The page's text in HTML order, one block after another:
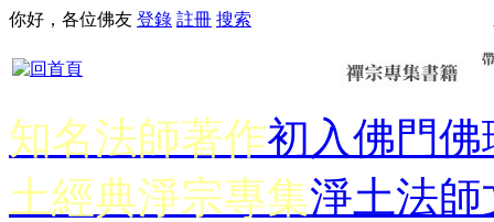
你好，各位佛友 登錄 註冊 搜索
知名法師著作初入佛門佛
土經典淨宗專集淨土法師